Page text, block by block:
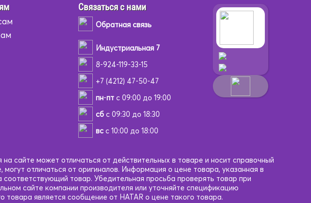
Связаться с нами
Обратная связь
Индустриальная 7
8-924-119-33-15
+7 (4212) 47-50-47
пн-птс 09:00 до 19:00
сбс 09:30 до 18:30
всс 10:00 до 18:00
сайте может отличаться от действительных в товаре и носит справочный
отличаться от оригиналов. Информация о цене товара, указанная в
товар. Убедительная просьба проверять товар при
сайте компании производителя или уточняйте спецификацию
является сообщение от HATAR о цене такого товара.